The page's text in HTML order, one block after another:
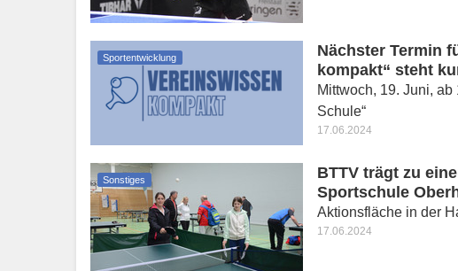
Sportentwicklung
Nächster Termin
kompakt“ steht
Mittwoch, 19. Juni,
Schule“
17.06.2024
Sonstiges
BTTV trägt zu
Sportschule
Aktionsfläche in der
17.06.2024